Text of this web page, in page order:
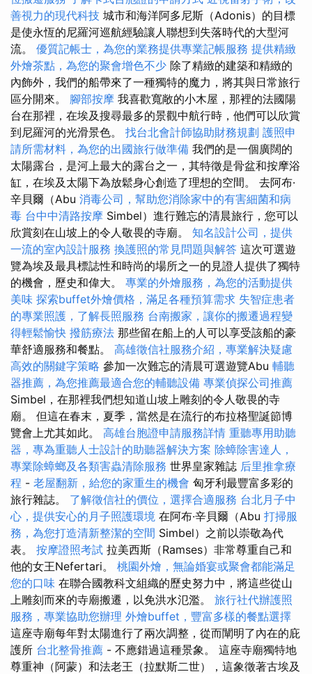
善視力的現代科技 城市和海洋阿多尼斯（Adonis）的目標
是使永恆的尼羅河巡航經驗讓人聯想到失落時代的大型河
流。 優質記帳士，為您的業務提供專業記帳服務 提供精緻
外燴茶點，為您的聚會增色不少 除了精緻的建築和精緻的
內飾外，我們的船帶來了一種獨特的魔力，將其與日常旅行
區分開來。 腳部按摩 我喜歡寬敞的小木屋，那裡的法國陽
台在那裡，在埃及搜尋最多的景觀中航行時，他們可以欣賞
到尼羅河的光滑景色。 找台北會計師協助財務規劃 護照申
請所需材料，為您的出國旅行做準備 我們的是一個廣闊的
太陽露台，是河上最大的露台之一，其特徵是骨盆和按摩浴
缸，在埃及太陽下為放鬆身心創造了理想的空間。 去阿布·
辛貝爾（Abu 消毒公司，幫助您消除家中的有害細菌和病
毒 台中中清路按摩 Simbel）進行難忘的清晨旅行，您可以
欣賞刻在山坡上的令人敬畏的寺廟。 知名設計公司，提供
一流的室內設計服務 換護照的常見問題與解答 這次可選遊
覽為埃及最具標誌性和時尚的場所之一的見證人提供了獨特
的機會，歷史和偉大。 專業的外燴服務，為您的活動提供
美味 探索buffet外燴價格，滿足各種預算需求 失智症患者
的專業照護，了解長照服務 台南搬家，讓你的搬遷過程變
得輕鬆愉快 撥筋療法 那些留在船上的人可以享受該船的豪
華舒適服務和餐點。 高雄徵信社服務介紹，專業解決疑慮
高效的關鍵字策略 參加一次難忘的清晨可選遊覽Abu 輔聽
器推薦，為您推薦最適合您的輔聽設備 專業偵探公司推薦
Simbel，在那裡我們想知道山坡上雕刻的令人敬畏的寺
廟。 但這在春末，夏季，當然是在流行的布拉格聖誕節博
覽會上尤其如此。 高雄台胞證申請服務詳情 重聽專用助聽
器，專為重聽人士設計的助聽器解決方案 除蟑除害達人，
專業除蟑螂及各類害蟲清除服務 世界皇家雜誌 后里推拿療
程 - 老屋翻新，給您的家重生的機會 匈牙利最豐富多彩的
旅行雜誌。 了解徵信社的價位，選擇合適服務 台北月子中
心，提供安心的月子照護環境 在阿布·辛貝爾（Abu 打掃服
務，為您打造清新整潔的空間 Simbel）之前以崇敬為代
表。 按摩證照考試 拉美西斯（Ramses）非常尊重自己和
他的女王Nefertari。 桃園外燴，無論婚宴或聚會都能滿足
您的口味 在聯合國教科文組織的歷史努力中，將這些從山
上雕刻而來的寺廟搬遷，以免洪水氾濫。 旅行社代辦護照
服務，專業協助您辦理 外燴buffet，豐富多樣的餐點選擇
這座寺廟每年對太陽進行了兩次調整，從而闡明了內在的庇
護所 台北整骨推薦 - 不應錯過這種景象。 這座寺廟獨特地
尊重神（阿蒙）和法老王（拉默斯二世），這象徵著古埃及